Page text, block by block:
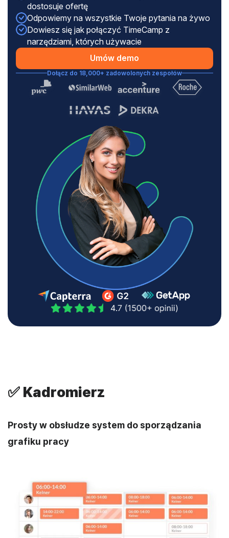
dostosuje ofertę
Odpowiemy na wszystkie Twoje pytania na żywo
Dowiesz się jak połączyć TimeCamp z
narzędziami, których używacie
Umów demo
Dołącz do 18,000+ zadowolonych zespołów
✅ Kadromierz
Prosty w obsłudze system do sporządzania
grafiku pracy